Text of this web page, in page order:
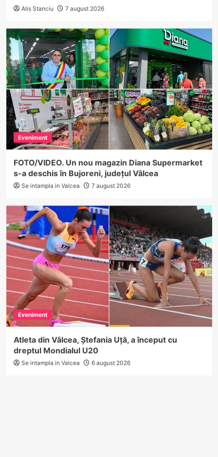
Alis Stanciu 7 august 2026
Eveniment
FOTO/VIDEO. Un nou magazin Diana Supermarket
s-a deschis în Bujoreni, județul Vâlcea
Se intampla in Valcea 7 august 2026
Eveniment
Atleta din Vâlcea, Ștefania Uță, a început cu
dreptul Mondialul U20
Se intampla in Valcea 6 august 2026